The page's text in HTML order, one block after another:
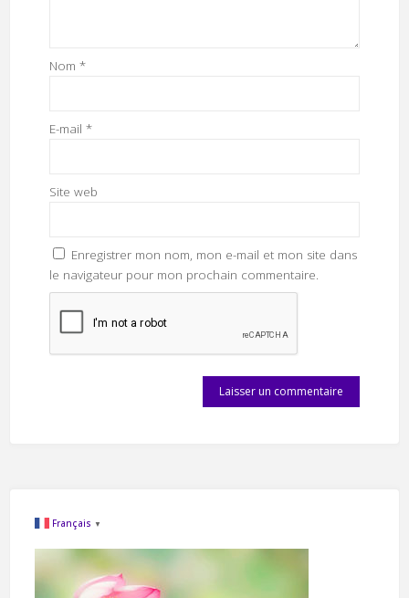
Nom *
E-mail *
Site web
Enregistrer mon nom, mon e-mail et mon site dans
le navigateur pour mon prochain commentaire.
Français ▼